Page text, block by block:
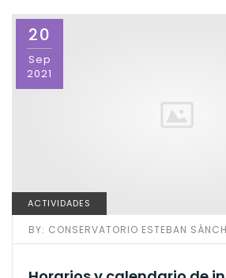
20
Sep
2021
ACTIVIDADES
BY: CONSERVATORIO ESTEBAN